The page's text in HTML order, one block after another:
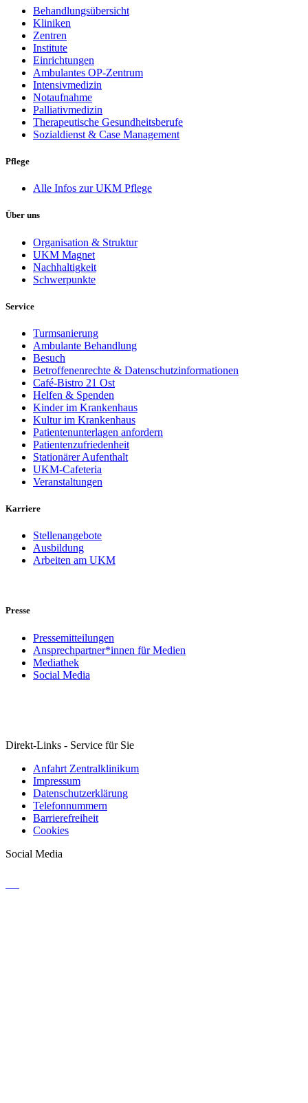
Behandlungsübersicht
Kliniken
Zentren
Institute
Einrichtungen
Ambulantes OP-Zentrum
Intensivmedizin
Notaufnahme
Palliativmedizin
Therapeutische Gesundheitsberufe
Sozialdienst & Case Management
Pflege
Alle Infos zur UKM Pflege
Über uns
Organisation & Struktur
UKM Magnet
Nachhaltigkeit
Schwerpunkte
Service
Turmsanierung
Ambulante Behandlung
Besuch
Betroffenenrechte & Datenschutzinformationen
Café-Bistro 21 Ost
Helfen & Spenden
Kinder im Krankenhaus
Kultur im Krankenhaus
Patientenunterlagen anfordern
Patientenzufriedenheit
Stationärer Aufenthalt
UKM-Cafeteria
Veranstaltungen
Karriere
Stellenangebote
Ausbildung
Arbeiten am UKM
Presse
Pressemitteilungen
Ansprechpartner*innen für Medien
Mediathek
Social Media
Direkt-Links - Service für Sie
Anfahrt Zentralklinikum
Impressum
Datenschutzerklärung
Telefonnummern
Barrierefreiheit
Cookies
Social Media